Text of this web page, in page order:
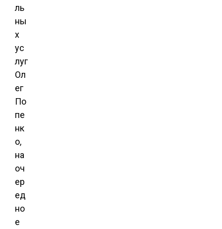
ль
ны
х
ус
луг
Ол
ег
По
пе
нк
о,
на
оч
ер
ед
но
е